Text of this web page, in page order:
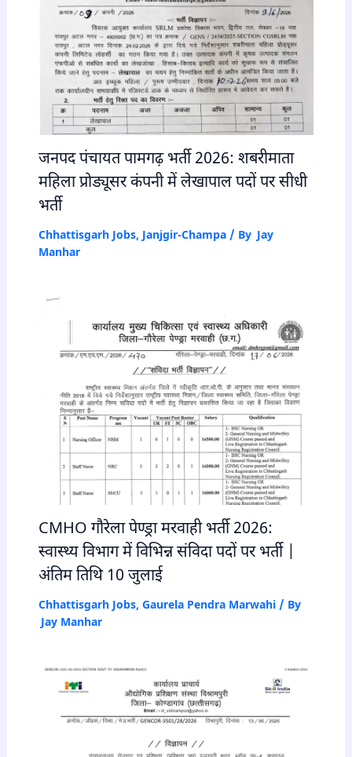
जनपद पंचायत पामगढ़ भर्ती 2026: शबरीमाता
महिला प्रोड्यूसर कंपनी में लेखापाल पदों पर सीधी
भर्ती
Chhattisgarh Jobs, Janjgir-Champa/ By Jay
Manhar
CMHO गौरेला पेण्ड्रा मरवाही भर्ती 2026:
स्वास्थ्य विभाग में विभिन्न संविदा पदों पर भर्ती |
अंतिम तिथि 10 जुलाई
Chhattisgarh Jobs, Gaurela Pendra Marwahi/ By
Jay Manhar